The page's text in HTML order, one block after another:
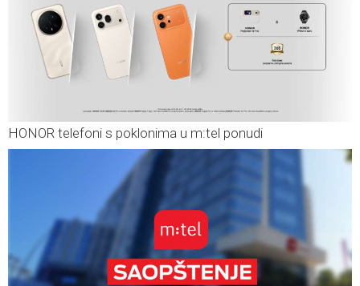
HONOR telefoni s poklonima u m:tel ponudi